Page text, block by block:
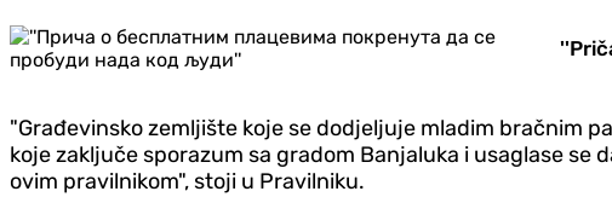
"Građevinsko zemljište koje se dodjeljuje mladim bračnim
koje zaključe sporazum sa gradom Banjaluka i usaglase
ovim pravilnikom", stoji u Pravilniku.